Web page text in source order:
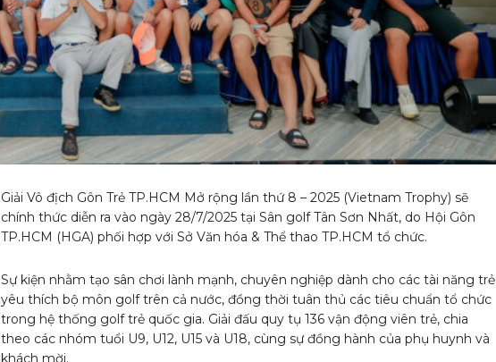
Giải Vô địch Gôn Trẻ TP.HCM Mở rộng lần thứ 8 – 2025 (Vietnam Trophy) sẽ
chính thức diễn ra vào ngày 28/7/2025 tại Sân golf Tân Sơn Nhất, do Hội Gôn
TP.HCM (HGA) phối hợp với Sở Văn hóa & Thể thao TP.HCM tổ chức.
Sự kiện nhằm tạo sân chơi lành mạnh, chuyên nghiệp dành cho các tài năng trẻ
yêu thích bộ môn golf trên cả nước, đồng thời tuân thủ các tiêu chuẩn tổ chức
trong hệ thống golf trẻ quốc gia. Giải đấu quy tụ 136 vận động viên trẻ, chia
theo các nhóm tuổi U9, U12, U15 và U18, cùng sự đồng hành của phụ huynh và
khách mời.